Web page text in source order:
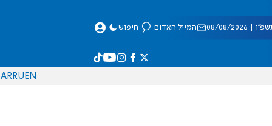
08/2026 המייל האדום חיפוש
EN
RU
AR